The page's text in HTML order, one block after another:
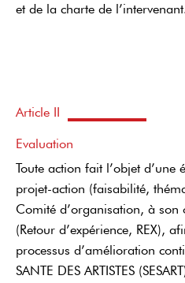
et de la charte de
Article II
Evaluation
Toute action fait l’objet
projet-action (faisabilité,
Comité d’organisation, à
(Retour d’expérience, REX),
processus d’amélioration
SANTE DES ARTISTES